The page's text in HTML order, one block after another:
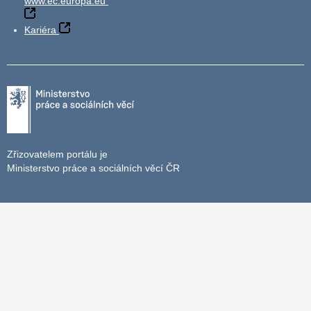
Kariéra
Zřizovatelem portálu je
Ministerstvo práce a sociálních věcí ČR